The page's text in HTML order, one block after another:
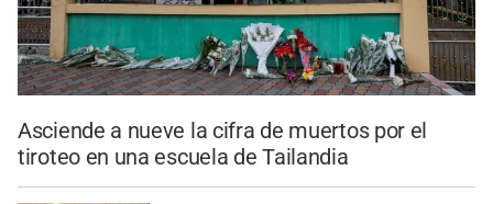
Asciende a nueve la cifra de muertos por el
tiroteo en una escuela de Tailandia